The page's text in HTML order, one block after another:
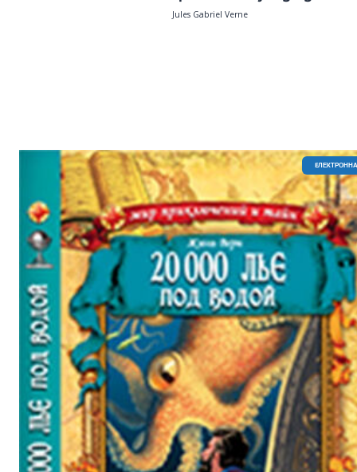
Jules Gabriel Verne